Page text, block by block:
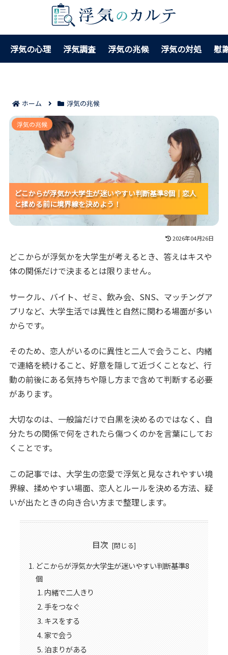
浮気の心理 浮気調査 浮気の兆候 浮気の対処 慰
ホーム 浮気の兆候
どこからが浮気か大学生が迷いやすい判断基準8個｜恋
人と揉める前に境界線を決めよう！
どこからが浮気か大学生が迷いやすい判断基準8個｜恋人
と揉める前に境界線を決めよう！
どこからが浮気か大学生が迷いやすい判断基準8個｜恋人
と揉める前に境界線を決めよう！
どこからが浮気か大学生が迷いやすい判断基準8個｜恋人
と揉める前に境界線を決めよう！
浮気の兆候
2026年04月26日
どこからが浮気かを大学生が考えるとき、答えはキスや
体の関係だけで決まるとは限りません。
サークル、バイト、ゼミ、飲み会、SNS、マッチングア
プリなど、大学生活では異性と自然に関わる場面が多い
からです。
そのため、恋人がいるのに異性と二人で会うこと、内緒
で連絡を続けること、好意を隠して近づくことなど、行
動の前後にある気持ちや隠し方まで含めて判断する必要
があります。
大切なのは、一般論だけで白黒を決めるのではなく、自
分たちの関係で何をされたら傷つくのかを言葉にしてお
くことです。
この記事では、大学生の恋愛で浮気と見なされやすい境
界線、揉めやすい場面、恋人とルールを決める方法、疑
いが出たときの向き合い方まで整理します。
目次
どこからが浮気か大学生が迷いやすい判断基準8
個
内緒で二人きり
手をつなぐ
キスをする
家で会う
泊まりがある